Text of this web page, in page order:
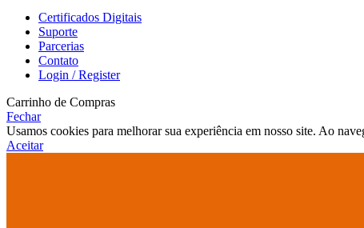
Certificados Digitais
Suporte
Parcerias
Contato
Login / Register
Carrinho de Compras
Fechar
Usamos cookies para melhorar sua experiência em nosso site. Ao
Aceitar